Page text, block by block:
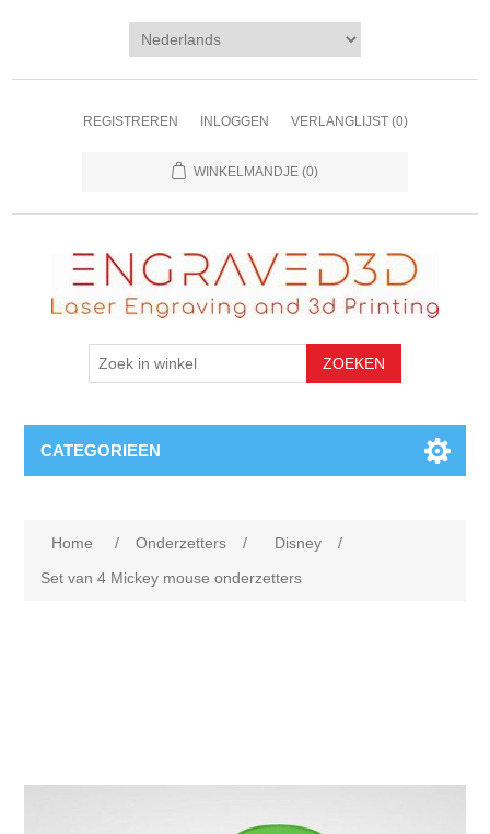
REGISTREREN INLOGGEN VERLANGLIJST (0)
WINKELMANDJE (0)
CATEGORIEEN
Home / Onderzetters / Disney
/
Set van 4 Mickey mouse onderzetters